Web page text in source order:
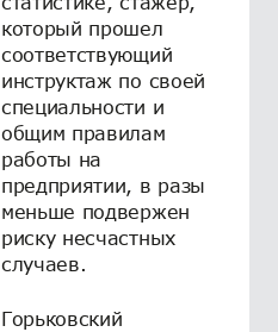
который прошел
соответствующий
инструктаж по своей
специальности и
общим правилам
работы на
предприятии, в разы
меньше подвержен
риску несчастных
случаев.
Горьковский